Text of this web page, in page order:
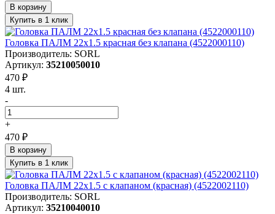
В корзину
Купить в 1 клик
Головка ПАЛМ 22х1.5 красная без клапана (4522000110)
Производитель: SORL
Артикул: 35210050010
470 ₽
4 шт.
-
+
470 ₽
В корзину
Купить в 1 клик
Головка ПАЛМ 22х1.5 с клапаном (красная) (4522002110)
Производитель: SORL
Артикул: 35210040010